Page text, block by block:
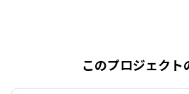
このプロジェクト